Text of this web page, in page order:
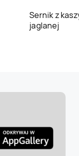
Sernik z
jaglanej